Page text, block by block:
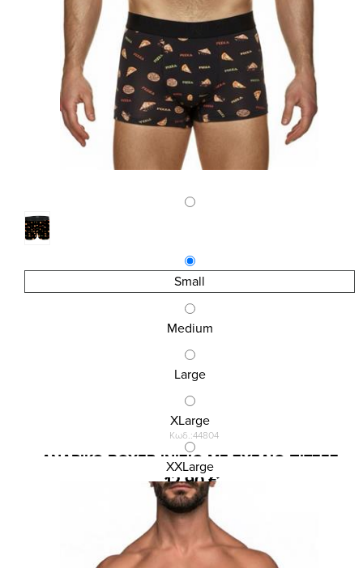
Small
Medium
Large
XLarge
XXLarge
Κωδ.:44804
ΑΝΔΡΙΚΟ BOXER INIZIO ΜΕ ΣΧΕΔΙΟ ΠΙΤΣΕΣ
12,90 €